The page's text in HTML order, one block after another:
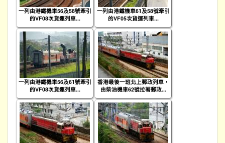
一列由港鐵機車56及58號牽引
的VF08次貨運列車...
一列由港鐵機車61及58號牽引
的VF05次貨運列車...
一列由港鐵機車56及61號牽引
的VF08次貨運列車...
香港最後一班北上郵政列車，
由柴油機車62號拉著郵政...